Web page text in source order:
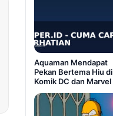
Aquaman Mendapat
Pekan Bertema Hiu di
Komik DC dan Marvel